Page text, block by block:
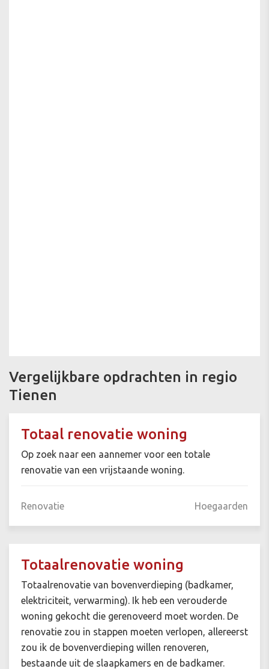
Vergelijkbare opdrachten in regio
Tienen
Totaal renovatie woning
Op zoek naar een aannemer voor een totale
renovatie van een vrijstaande woning.
Renovatie Hoegaarden
Totaalrenovatie woning
Totaalrenovatie van bovenverdieping (badkamer,
elektriciteit, verwarming). Ik heb een verouderde
woning gekocht die gerenoveerd moet worden. De
renovatie zou in stappen moeten verlopen, allereerst
zou ik de bovenverdieping willen renoveren,
bestaande uit de slaapkamers en de badkamer.